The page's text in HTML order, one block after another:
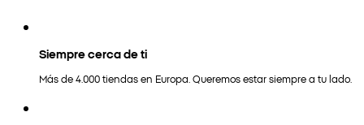
Siempre cerca de ti
Más de 4.000 tiendas en Europa. Queremos estar siempre a tu lado.